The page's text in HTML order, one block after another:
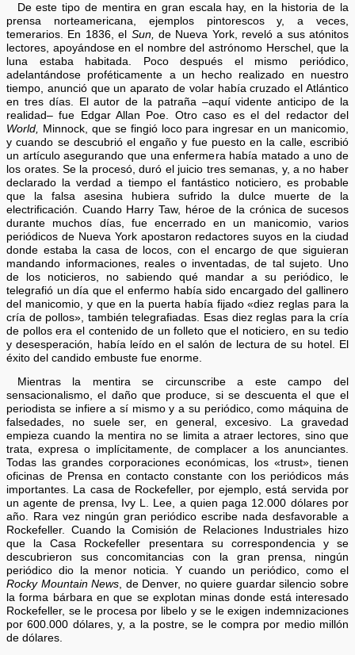
De este tipo de mentira en gran escala hay, en la historia de la
prensa norteamericana, ejemplos pintorescos y, a veces,
temerarios. En 1836, el Sun, de Nueva York, reveló a sus atónitos
lectores, apoyándose en el nombre del astrónomo Herschel, que la
luna estaba habitada. Poco después el mismo periódico,
adelantándose proféticamente a un hecho realizado en nuestro
tiempo, anunció que un aparato de volar había cruzado el Atlántico
en tres días. El autor de la patraña –aquí vidente anticipo de la
realidad– fue Edgar Allan Poe. Otro caso es el del redactor del
World,
Minnock, que se fingió loco para ingresar en un manicomio,
y cuando se descubrió el engaño y fue puesto en la calle, escribió
un artículo asegurando que una enfermera había matado a uno de
los orates. Se la procesó, duró el juicio tres semanas, y, a no haber
declarado la verdad a tiempo el fantástico noticiero, es probable
que la falsa asesina hubiera sufrido la dulce muerte de la
electrificación. Cuando Harry Taw, héroe de la crónica de sucesos
durante muchos días, fue encerrado en un manicomio, varios
periódicos de Nueva York apostaron redactores suyos en la ciudad
donde estaba la casa de locos, con el encargo de que siguieran
mandando informaciones, reales o inventadas, de tal sujeto. Uno
de los noticieros, no sabiendo qué mandar a su periódico, le
telegrafió un día que el enfermo había sido encargado del gallinero
del manicomio, y que en la puerta había fijado «diez reglas para la
cría de pollos», también telegrafiadas. Esas diez reglas para la cría
de pollos era el contenido de un folleto que el noticiero, en su tedio
y desesperación, había leído en el salón de lectura de su hotel. El
éxito del candido embuste fue enorme.
Mientras la mentira se circunscribe a este campo del
sensacionalismo, el daño que produce, si se descuenta el que el
periodista se infiere a sí mismo y a su periódico, como máquina de
falsedades, no suele ser, en general, excesivo. La gravedad
empieza cuando la mentira no se limita a atraer lectores, sino que
trata, expresa o implícitamente, de complacer a los anunciantes.
Todas las grandes corporaciones económicas, los «trust», tienen
oficinas de Prensa en contacto constante con los periódicos más
importantes. La casa de Rockefeller, por ejemplo, está servida por
un agente de prensa, Ivy L. Lee, a quien paga 12.000 dólares por
año. Rara vez ningún gran periódico escribe nada desfavorable a
Rockefeller. Cuando la Comisión de Relaciones Industriales hizo
que la Casa Rockefeller presentara su correspondencia y se
descubrieron sus concomitancias con la gran prensa, ningún
periódico dio la menor noticia. Y cuando un periódico, como el
Rocky Mountain News, de Denver, no quiere guardar silencio sobre
la forma bárbara en que se explotan minas donde está interesado
Rockefeller, se le procesa por libelo y se le exigen indemnizaciones
por 600.000 dólares, y, a la postre, se le compra por medio millón
de dólares.